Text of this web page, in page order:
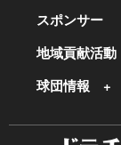
スポンサー
地域貢献活動
球団情報